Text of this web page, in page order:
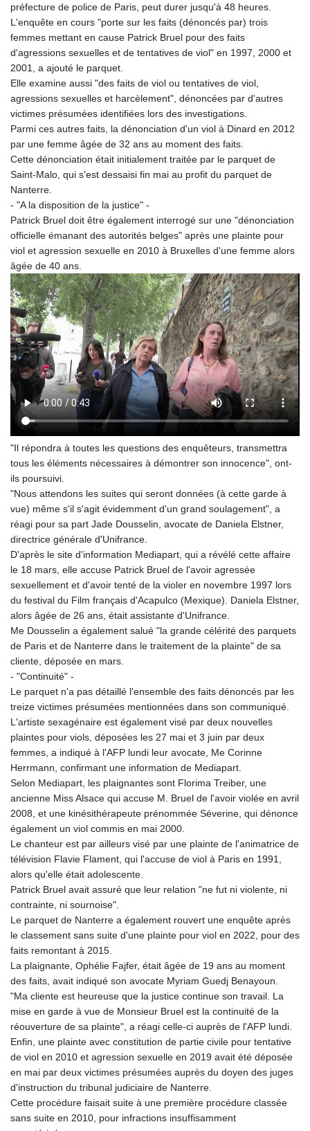
préfecture de police de Paris, peut durer jusqu'à 48 heures.
L'enquête en cours "porte sur les faits (dénoncés par) trois
femmes mettant en cause Patrick Bruel pour des faits
d'agressions sexuelles et de tentatives de viol" en 1997, 2000 et
2001, a ajouté le parquet.
Elle examine aussi "des faits de viol ou tentatives de viol,
agressions sexuelles et harcèlement", dénoncées par d'autres
victimes présumées identifiées lors des investigations.
Parmi ces autres faits, la dénonciation d'un viol à Dinard en 2012
par une femme âgée de 32 ans au moment des faits.
Cette dénonciation était initialement traitée par le parquet de
Saint-Malo, qui s'est dessaisi fin mai au profit du parquet de
Nanterre.
- "A la disposition de la justice" -
Patrick Bruel doit être également interrogé sur une "dénonciation
officielle émanant des autorités belges" après une plainte pour
viol et agression sexuelle en 2010 à Bruxelles d'une femme alors
âgée de 40 ans.
"Il répondra à toutes les questions des enquêteurs, transmettra
tous les éléments nécessaires à démontrer son innocence", ont-
ils poursuivi.
"Nous attendons les suites qui seront données (à cette garde à
vue) même s'il s'agit évidemment d'un grand soulagement", a
réagi pour sa part Jade Dousselin, avocate de Daniela Elstner,
directrice générale d'Unifrance.
D'après le site d'information Mediapart, qui a révélé cette affaire
le 18 mars, elle accuse Patrick Bruel de l'avoir agressée
sexuellement et d'avoir tenté de la violer en novembre 1997 lors
du festival du Film français d'Acapulco (Mexique). Daniela Elstner,
alors âgée de 26 ans, était assistante d'Unifrance.
Me Dousselin a également salué "la grande célérité des parquets
de Paris et de Nanterre dans le traitement de la plainte" de sa
cliente, déposée en mars.
- "Continuité" -
Le parquet n'a pas détaillé l'ensemble des faits dénoncés par les
treize victimes présumées mentionnées dans son communiqué.
L'artiste sexagénaire est également visé par deux nouvelles
plaintes pour viols, déposées les 27 mai et 3 juin par deux
femmes, a indiqué à l'AFP lundi leur avocate, Me Corinne
Herrmann, confirmant une information de Mediapart.
Selon Mediapart, les plaignantes sont Florima Treiber, une
ancienne Miss Alsace qui accuse M. Bruel de l'avoir violée en avril
2008, et une kinésithérapeute prénommée Séverine, qui dénonce
également un viol commis en mai 2000.
Le chanteur est par ailleurs visé par une plainte de l'animatrice de
télévision Flavie Flament, qui l'accuse de viol à Paris en 1991,
alors qu'elle était adolescente.
Patrick Bruel avait assuré que leur relation "ne fut ni violente, ni
contrainte, ni sournoise".
Le parquet de Nanterre a également rouvert une enquête après
le classement sans suite d'une plainte pour viol en 2022, pour des
faits remontant à 2015.
La plaignante, Ophélie Fajfer, était âgée de 19 ans au moment
des faits, avait indiqué son avocate Myriam Guedj Benayoun.
"Ma cliente est heureuse que la justice continue son travail. La
mise en garde à vue de Monsieur Bruel est la continuité de la
réouverture de sa plainte", a réagi celle-ci auprès de l'AFP lundi.
Enfin, une plainte avec constitution de partie civile pour tentative
de viol en 2010 et agression sexuelle en 2019 avait été déposée
en mai par deux victimes présumées auprès du doyen des juges
d'instruction du tribunal judiciaire de Nanterre.
Cette procédure faisait suite à une première procédure classée
sans suite en 2010, pour infractions insuffisamment